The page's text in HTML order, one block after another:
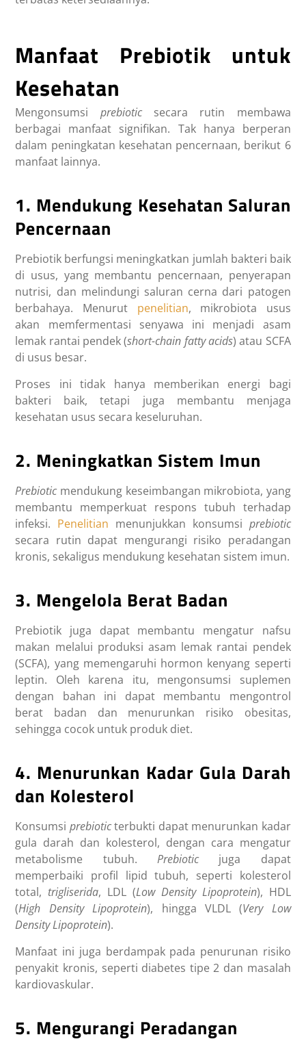
Manfaat Prebiotik untuk
Kesehatan
Mengonsumsi prebiotic secara rutin membawa
berbagai manfaat signifikan. Tak hanya berperan
dalam peningkatan kesehatan pencernaan, berikut 6
manfaat lainnya.
1. Mendukung Kesehatan Saluran
Pencernaan
Prebiotik berfungsi meningkatkan jumlah bakteri baik
di usus, yang membantu pencernaan, penyerapan
nutrisi, dan melindungi saluran cerna dari patogen
berbahaya. Menurut penelitian, mikrobiota usus
akan memfermentasi senyawa ini menjadi asam
lemak rantai pendek (short-chain fatty acids) atau SCFA
di usus besar.
Proses ini tidak hanya memberikan energi bagi
bakteri baik, tetapi juga membantu menjaga
kesehatan usus secara keseluruhan.
2. Meningkatkan Sistem Imun
Prebiotic mendukung keseimbangan mikrobiota, yang
membantu memperkuat respons tubuh terhadap
infeksi. Penelitian menunjukkan konsumsi prebiotic
secara rutin dapat mengurangi risiko peradangan
kronis, sekaligus mendukung kesehatan sistem imun.
3. Mengelola Berat Badan
Prebiotik juga dapat membantu mengatur nafsu
makan melalui produksi asam lemak rantai pendek
(SCFA), yang memengaruhi hormon kenyang seperti
leptin. Oleh karena itu, mengonsumsi suplemen
dengan bahan ini dapat membantu mengontrol
berat badan dan menurunkan risiko obesitas,
sehingga cocok untuk produk diet.
4. Menurunkan Kadar Gula Darah
dan Kolesterol
Konsumsi prebioticterbukti dapat menurunkan kadar
gula darah dan kolesterol, dengan cara mengatur
metabolisme tubuh. Prebiotic juga dapat
memperbaiki profil lipid tubuh, seperti kolesterol
total, trigliserida, LDL (Low Density Lipoprotein), HDL
(High Density Lipoprotein), hingga VLDL (Very Low
Density Lipoprotein).
Manfaat ini juga berdampak pada penurunan risiko
penyakit kronis, seperti diabetes tipe 2 dan masalah
kardiovaskular.
5. Mengurangi Peradangan